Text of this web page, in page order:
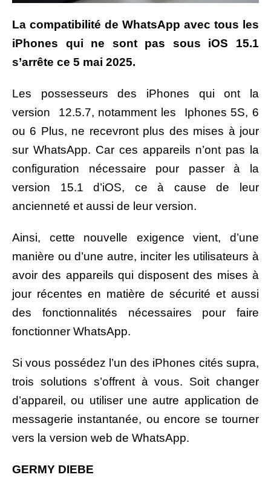
La compatibilité de WhatsApp avec tous les
iPhones qui ne sont pas sous iOS 15.1
s’arrête ce 5 mai 2025.
Les possesseurs des iPhones qui ont la
version 12.5.7, notamment les Iphones 5S, 6
ou 6 Plus, ne recevront plus des mises à jour
sur WhatsApp. Car ces appareils n’ont pas la
configuration nécessaire pour passer à la
version 15.1 d’iOS, ce à cause de leur
ancienneté et aussi de leur version.
Ainsi, cette nouvelle exigence vient, d’une
manière ou d’une autre, inciter les utilisateurs à
avoir des appareils qui disposent des mises à
jour récentes en matière de sécurité et aussi
des fonctionnalités nécessaires pour faire
fonctionner WhatsApp.
Si vous possédez l’un des iPhones cités supra,
trois solutions s’offrent à vous. Soit changer
d’appareil, ou utiliser une autre application de
messagerie instantanée, ou encore se tourner
vers la version web de WhatsApp.
GERMY DIEBE